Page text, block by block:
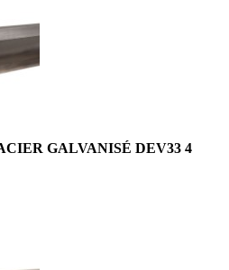
GALVANISÉ DEV33 4